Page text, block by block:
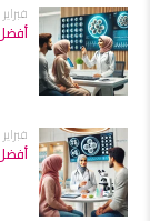
فبراير 11, 2025
فبراير 11, 2025